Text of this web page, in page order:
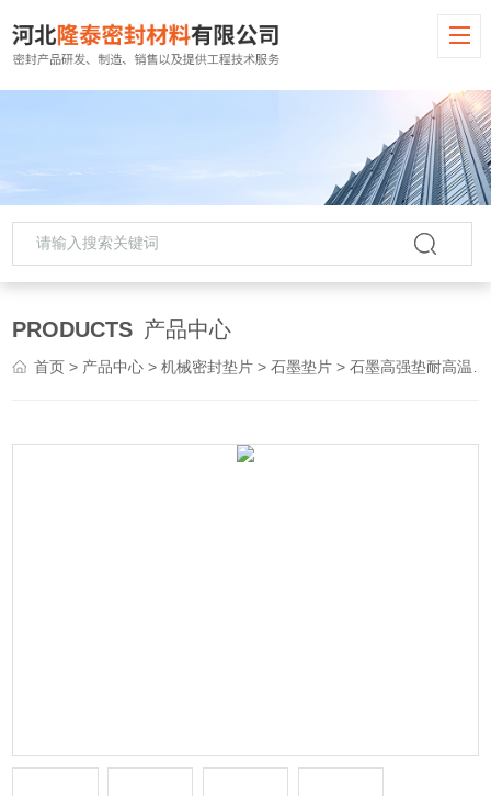
PRODUCTS 产品中心
首页 > 产品中心 >机械密封垫片 >石墨垫片 > 石墨高强垫耐高温垫片规格齐全